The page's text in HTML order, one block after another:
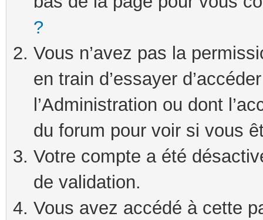
?
Vous n’avez pas la
en train d’essayer
l’Administration ou dont
du forum pour voir si vous
Votre compte a été
de validation.
Vous avez accédé à cette